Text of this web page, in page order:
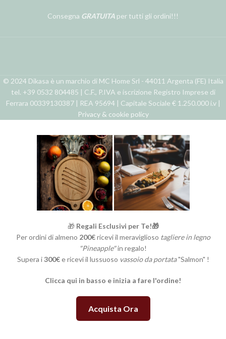
Consegna GRATUITA per tutti gli ordini!!!
© 2024 Dikasa è un marchio di MC Home Srl - 44011 Argenta (FE) Italia
tel. +39 0532 804485 | C.F., P.IVA e iscrizione Registro Imprese di
Ferrara 00339130387 | REA 95694 | Capitale Sociale € 1.250.000 i.v |
Privacy & cookie policy
🎁 Regali Esclusivi per Te!🎁
Per ordini di almeno 200€ricevi il meraviglioso tagliere in legno
"Pineapple"in regalo!
Supera i300€e ricevi il lussuoso vassoio da portata"Salmon" !
Clicca qui in basso e inizia a fare l'ordine!
Acquista Ora